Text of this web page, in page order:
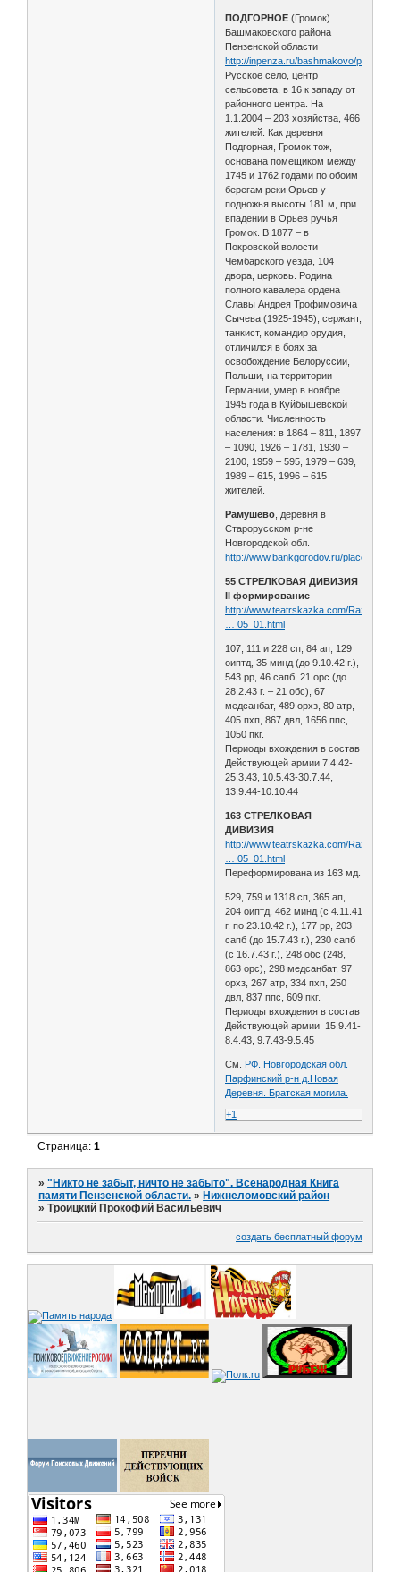
ПОДГОРНОЕ (Громок)
Башмаковского района
Пензенской области
http://inpenza.ru/bashmakovo/
Русское село, центр
сельсовета, в 16 к западу от
районного центра. На
1.1.2004 – 203 хозяйства, 466
жителей. Как деревня
Подгорная, Громок тож,
основана помещиком между
1745 и 1762 годами по обоим
берегам реки Орьев у
подножья высоты 181 м, при
впадении в Орьев ручья
Громок. В 1877 – в
Покровской волости
Чембарского уезда, 104
двора, церковь. Родина
полного кавалера ордена
Славы Андрея Трофимовича
Сычева (1925-1945), сержант,
танкист, командир орудия,
отличился в боях за
освобождение Белоруссии,
Польши, на территории
Германии, умер в ноябре
1945 года в Куйбышевской
области. Численность
населения: в 1864 – 811, 1897
– 1090, 1926 – 1781, 1930 –
2100, 1959 – 595, 1979 – 639,
1989 – 615, 1996 – 615
жителей.
Рамушево , деревня в
Старорусском р-не
Новгородской обл.
http://www.bankgorodov.ru/place/
55 СТРЕЛКОВАЯ ДИВИЗИЯ
II формирование
http://www.teatrskazka.com/Raznoe/
… 05_01.html
107, 111 и 228 сп, 84 ап, 129
оиптд, 35 минд (до 9.10.42 г.),
543 рр, 46 сапб, 21 орс (до
28.2.43 г. – 21 обс), 67
медсанбат, 489 орхз, 80 атр,
405 пхп, 867 двл, 1656 ппс,
1050 пкг.
Периоды вхождения в состав
Действующей армии 7.4.42-
25.3.43, 10.5.43-30.7.44,
13.9.44-10.10.44
163 СТРЕЛКОВАЯ
ДИВИЗИЯ
http://www.teatrskazka.com/Raznoe/
… 05_01.html
Переформирована из 163 мд.
529, 759 и 1318 сп, 365 ап,
204 оиптд, 462 минд (с 4.11.41
г. по 23.10.42 г.), 177 рр, 203
сапб (до 15.7.43 г.), 230 сапб
(с 16.7.43 г.), 248 обс (248,
863 орс), 298 медсанбат, 97
орхз, 267 атр, 334 пхп, 250
двл, 837 ппс, 609 пкг.
Периоды вхождения в состав
Действующей армии 15.9.41-
8.4.43, 9.7.43-9.5.45
См. РФ. Новгородская обл.
Парфинский р-н д.Новая
Деревня. Братская могила.
+1
Страница:1
»"Никто не забыт, ничто не забыто". Всенародная Книга
памяти Пензенской области. » Нижнеломовский район
»Троицкий Прокофий Васильевич
создать бесплатный форум